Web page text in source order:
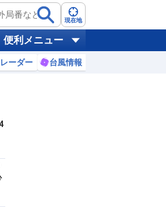
現在地
便利メニュー
ーダー 台風情報